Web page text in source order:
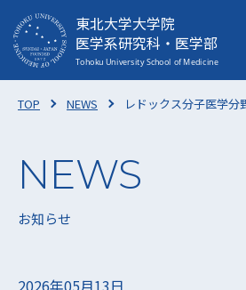
東北大学大学院
医学系研究科・医学部
TOP NEWS レドックス分子医学
お知らせ
2026年05月13日